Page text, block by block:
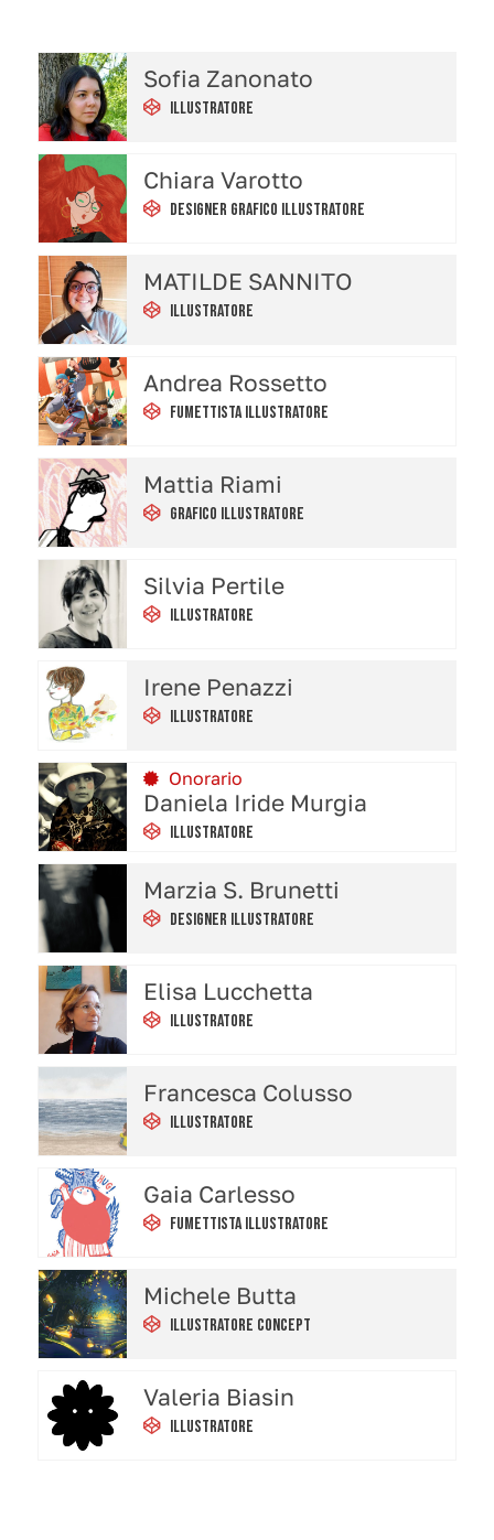
Sofia Zanonato
Illustratore
Chiara Varotto
Designer Grafico Illustratore
MATILDE SANNITO
Illustratore
Andrea Rossetto
Fumettista Illustratore
Mattia Riami
Grafico Illustratore
Silvia Pertile
Illustratore
Irene Penazzi
Illustratore
Onorario
Daniela Iride Murgia
Illustratore
Marzia S. Brunetti
Designer Illustratore
Elisa Lucchetta
Illustratore
Francesca Colusso
Illustratore
Gaia Carlesso
Fumettista Illustratore
Michele Butta
Illustratore Concept
Valeria Biasin
Illustratore